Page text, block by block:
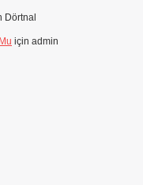
Dörtnal
için admin